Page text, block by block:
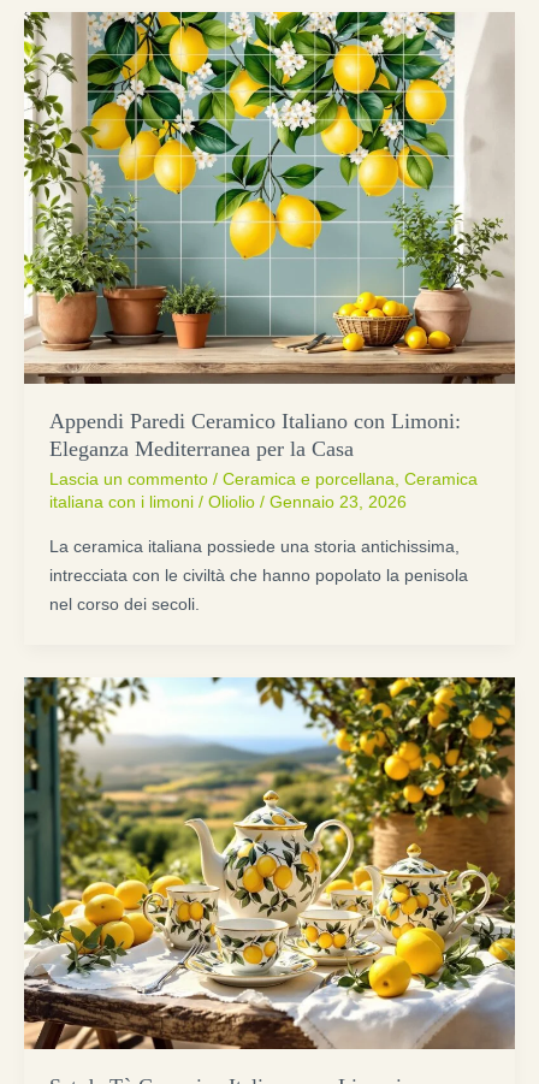
Appendi Paredi Ceramico Italiano con Limoni:
Eleganza Mediterranea per la Casa
Lascia un commento / Ceramica e porcellana Ceramica
italiana con i limoni/ Oliolio / Gennaio 23, 2026
La ceramica italiana possiede una storia antichissima,
intrecciata con le civiltà che hanno popolato la penisola
nel corso dei secoli.